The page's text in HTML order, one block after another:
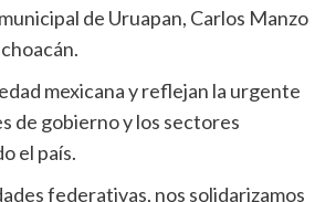
de Uruapan, Carlos Manzo
mexicana y reflejan la urgente
de gobierno y los sectores
el país.
federativas, nos solidarizamos